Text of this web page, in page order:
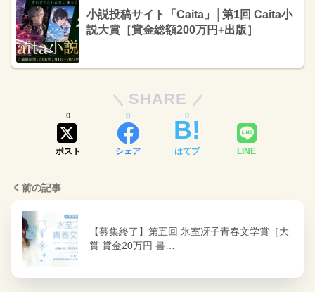
小説投稿サイト「Caita」│第1回 Caita小
説大賞［賞金総額200万円+出版］
SHARE
ポスト
0
シェア
0
はてブ
0
LINE
前の記事
【募集終了】第五回 氷室冴子青春文学賞［大
賞 賞金20万円 書…